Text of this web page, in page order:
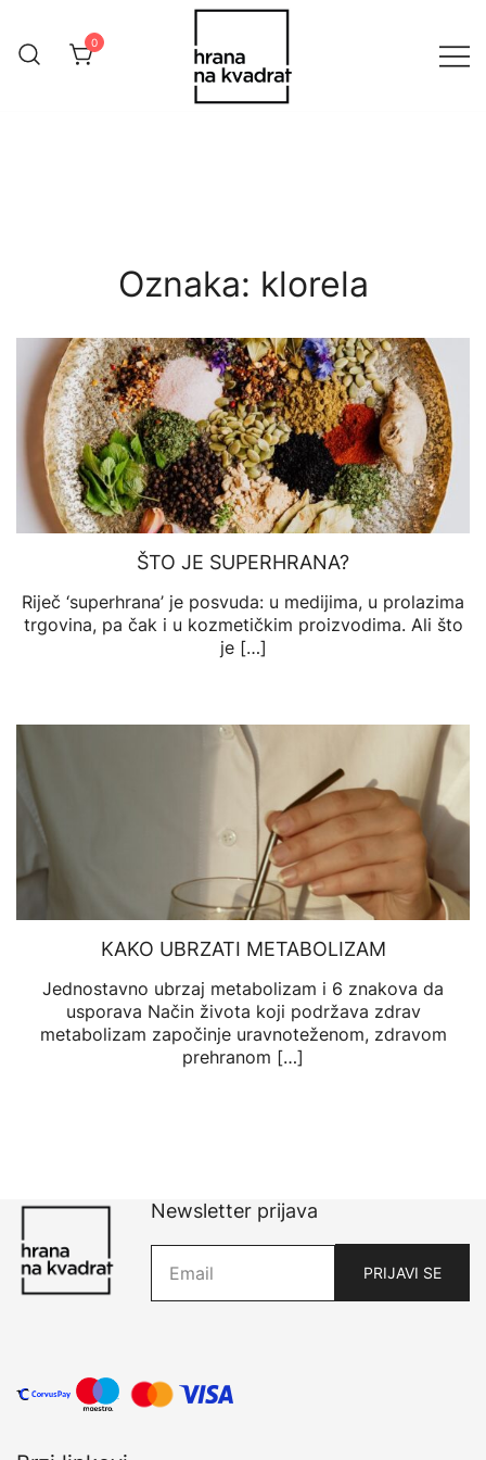
content
0
Oznaka: klorela
ŠTO JE SUPERHRANA?
Riječ ‘superhrana’ je posvuda: u medijima, u prolazima
trgovina, pa čak i u kozmetičkim proizvodima. Ali što
je […]
KAKO UBRZATI METABOLIZAM
Jednostavno ubrzaj metabolizam i 6 znakova da
usporava Način života koji podržava zdrav
metabolizam započinje uravnoteženom, zdravom
prehranom […]
Newsletter prijava